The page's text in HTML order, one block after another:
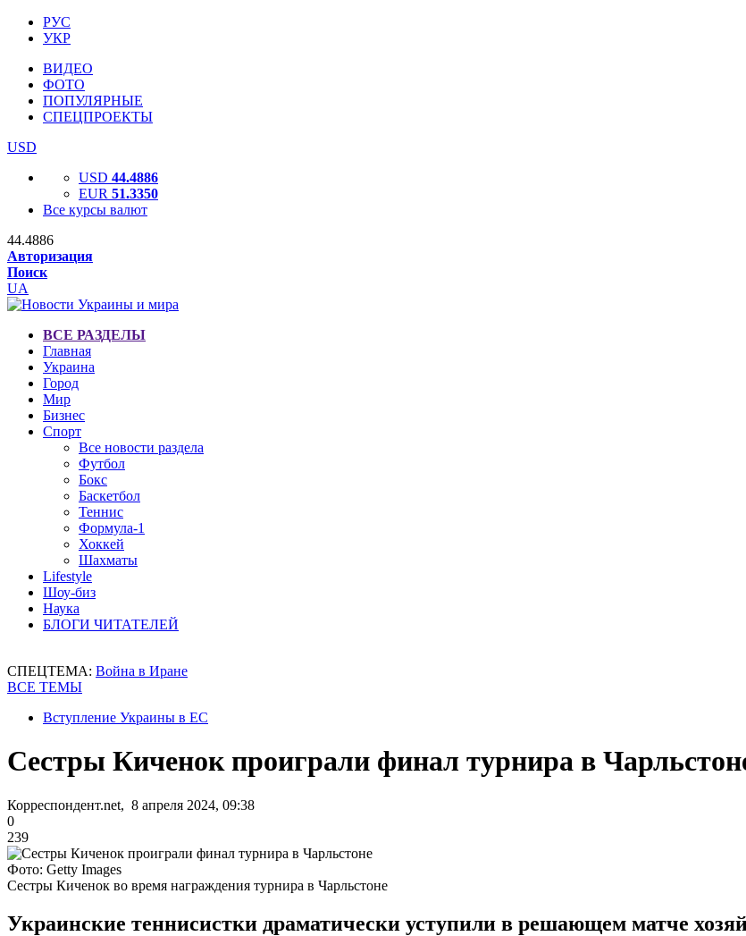
РУС
УКР
ВИДЕО
ФОТО
ПОПУЛЯРНЫЕ
СПЕЦПРОЕКТЫ
USD
USD 44.4886
EUR 51.3350
Все курсы валют
44.4886
Авторизация
Поиск
UA
ВСЕ РАЗДЕЛЫ
Главная
Украина
Город
Мир
Бизнес
Спорт
Все новости раздела
Футбол
Бокс
Баскетбол
Теннис
Формула-1
Хоккей
Шахматы
Lifestyle
Шоу-биз
Наука
БЛОГИ ЧИТАТЕЛЕЙ
СПЕЦТЕМА: Война в Иране
ВСЕ ТЕМЫ
Вступление Украины в ЕС
Сестры Киченок проиграли финал турнира в
Корреспондент.net, 8 апреля 2024, 09:38
0
239
Фото: Getty Images
Сестры Киченок во время награждения турнира в Чарльстоне
Украинские теннисистки драматически уступили в решающем матче